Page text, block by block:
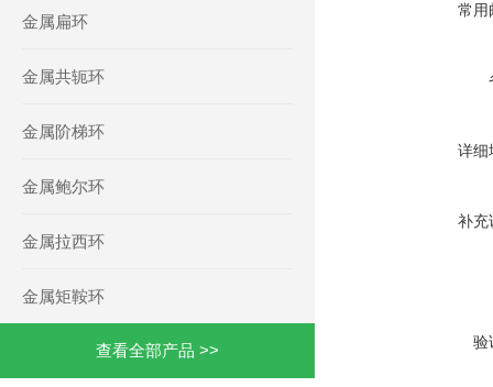
金属扁环
金属共轭环
金属阶梯环
金属鲍尔环
金属拉西环
金属矩鞍环
查看全部产品 >>
常用
详细
补充
验